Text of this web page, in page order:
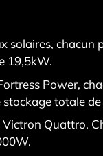
solaires, chacun
19,5kW.
Power,
stockage totale
Victron Quattro.